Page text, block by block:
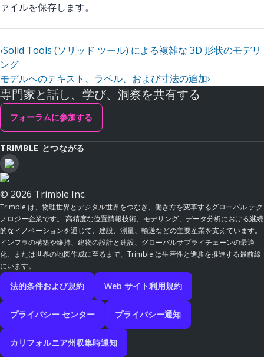
ァイルを保存します。
‹Solid Tools (ソリッド ツール) による複雑な 3D 形状のモデリ
ング
モデルへのテキスト、ラベル、および寸法の追加›
専門家と話し、学び、洞察を共有する
フォーラムに参加する
TRIMBLE とつながる
© 2026 Trimble Inc.
Trimble は、物理世界とデジタル世界をつなぎ、働き方を変革するグローバル テク
ノロジー企業です。 高精度な位置情報技術、モデリング、データ分析における継続
的なイノベーションを通じて、建設、測量、輸送などの主要産業を支えています。
インフラの構築や維持、建物の設計と建設、グローバルサプライチェーンの最適
化、または世界の地図作成に至るまで、Trimble は生産性と進歩を推進する最前線
にいます。
法的条件および規約 Web サイト利用規約
プライバシー センター プライバシー通知
カリフォルニア州収集時通知